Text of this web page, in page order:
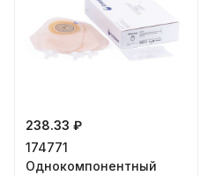
238.33 ₽
174771
Однокомпонентный